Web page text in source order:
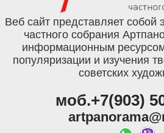
Веб сайт представляет собой
частного собрания
информационным
популяризации и изучения
советских
моб.+7(903)